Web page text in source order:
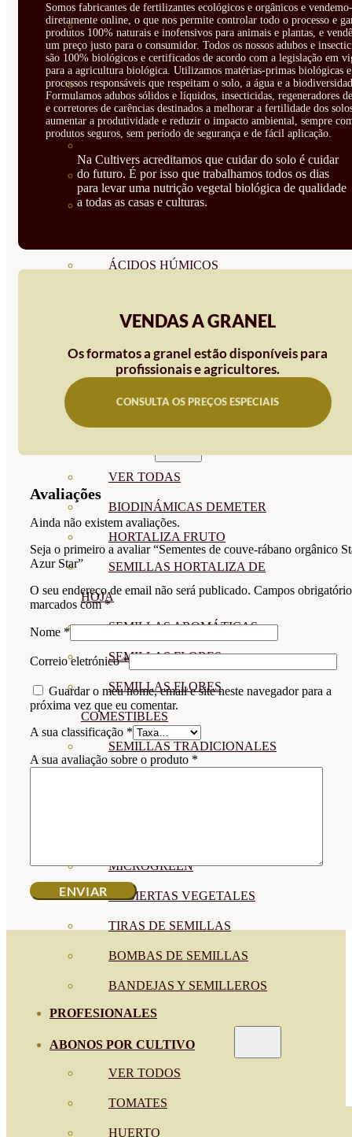
SUSTRATOS Y
DECORATIVAS
CORRECTORES DE
CARENCIAS
MADURACIÓN Y ENGORDE
REGENERADORES DEL
ÁCIDOS HÚMICOS
PROTECCIÓN CULTIVOS Y
PLANTAS
VER TODAS
BIODINÁMICAS DEMETER
HORTALIZA FRUTO
SEMILLAS HORTALIZA DE
HOJA
SEMILLAS AROMÁTICAS
SEMILLAS FLORES
SEMILLAS FLORES
COMESTIBLES
SEMILLAS TRADICIONALES
MICROGREEN
CUBIERTAS VEGETALES
TIRAS DE SEMILLAS
BOMBAS DE SEMILLAS
BANDEJAS Y SEMILLEROS
PROFESIONALES
ABONOS POR CULTIVO
VER TODOS
TOMATES
HUERTO
Somos fabricantes de fertilizantes ecológicos e orgânicos e
diretamente online, o que nos permite controlar todo o processo e
produtos 100% naturais e inofensivos para animais e plantas, e
um preço justo para o consumidor. Todos os nossos adubos e
são 100% biológicos e certificados de acordo com a legislação em
para a agricultura biológica. Utilizamos matérias-primas biológicas e
processos responsáveis que respeitam o solo, a água e a
Formulamos adubos sólidos e líquidos, insecticidas, regeneradores
e corretores de carências destinados a melhorar a fertilidade dos
aumentar a produtividade e reduzir o impacto ambiental, sempre
produtos seguros, sem período de segurança e de fácil aplicação.
Na Cultivers acreditamos que cuidar do solo é cuidar
do futuro. É por isso que trabalhamos todos os dias
para levar uma nutrição vegetal biológica de qualidade
a todas as casas e culturas.
VENDAS A GRANEL
Os formatos a granel estão disponíveis para
profissionais e agricultores.
CONSULTA OS PREÇOS ESPECIAIS
Avaliações
Ainda não existem avaliações.
Seja o primeiro a avaliar “Sementes de couve-rábano orgânico
Azur Star”
O seu endereço de email não será publicado. Campos
marcados com*
Nome *
Correio eletrónico*
Guardar o meu nome, email e site neste navegador para a
próxima vez que eu comentar.
A sua classificação *
A sua avaliação sobre o produto *